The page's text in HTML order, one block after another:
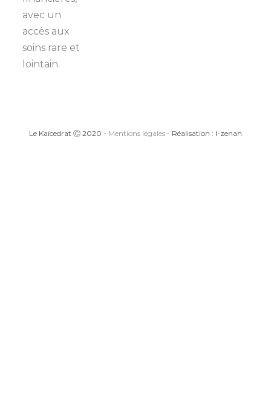
avec un
accès aux
soins rare et
lointain.
Le Kaïcedrat Ⓒ 2020 - Mentions légales - Réalisation : I-zenah